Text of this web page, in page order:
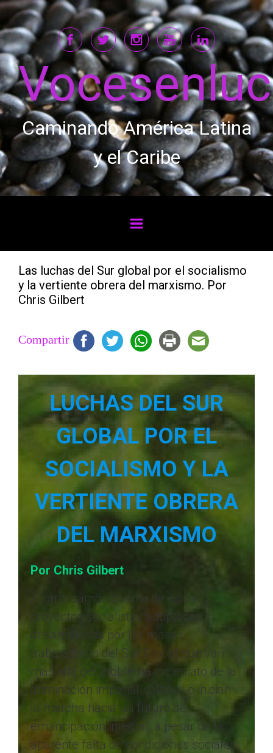
Saltar al contenido principal
Caminando América Latina
y el Caribe
Las luchas del Sur global por el socialismo
y la vertiente obrera del marxismo. Por
Chris Gilbert
Compartir
LUCHAS DEL SUR
GLOBAL POR EL
SOCIALISMO Y LA
VERTIENTE OBRERA
DEL MARXISMO
Por Chris Gilbert
¿Cómo damos cuenta de estos
proyectos socialistas adoptados y
desarrollados por las masas
trabajadoras del Sur Global que van
más allá del problema inmediato de la
dominación imperial-colonial e inician
la marcha hacia un futuro de
emancipación integral, a pesar de la
aparente falta de condiciones sociales